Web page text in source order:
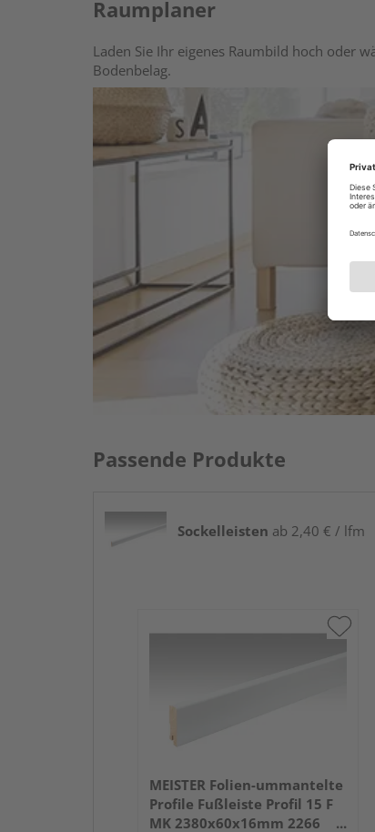
Raumplaner
Laden Sie Ihr eigenes Raumbild hoch oder
Bodenbelag.
Passende Produkte
Sockelleisten ab 2,40 € / lfm
MEISTER Folien-ummantelte
Profile Fußleiste Profil 15 F
MK 2380x60x16mm 2266